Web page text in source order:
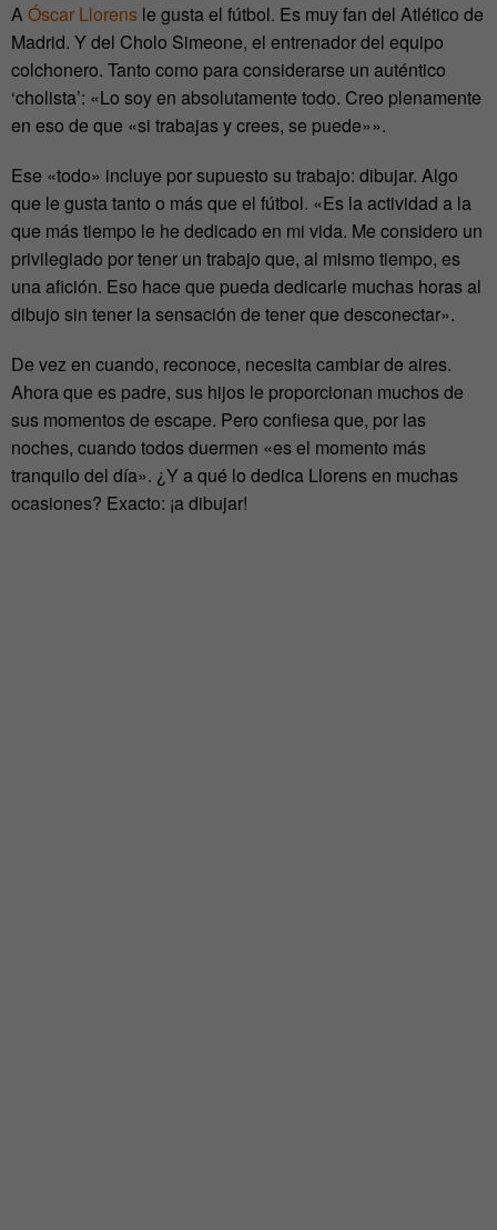
AÓscar Llorens le gusta el fútbol. Es muy fan del Atlético de
Madrid. Y del Cholo Simeone, el entrenador del equipo
colchonero. Tanto como para considerarse un auténtico
‘cholista’: «Lo soy en absolutamente todo. Creo plenamente
en eso de que «si trabajas y crees, se puede»».
Ese «todo» incluye por supuesto su trabajo: dibujar. Algo
que le gusta tanto o más que el fútbol. «Es la actividad a la
que más tiempo le he dedicado en mi vida. Me considero un
privilegiado por tener un trabajo que, al mismo tiempo, es
una afición. Eso hace que pueda dedicarle muchas horas al
dibujo sin tener la sensación de tener que desconectar».
De vez en cuando, reconoce, necesita cambiar de aires.
Ahora que es padre, sus hijos le proporcionan muchos de
sus momentos de escape. Pero confiesa que, por las
noches, cuando todos duermen «es el momento más
tranquilo del día». ¿Y a qué lo dedica Llorens en muchas
ocasiones? Exacto: ¡a dibujar!